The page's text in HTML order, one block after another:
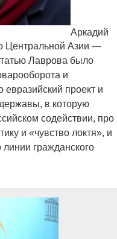
Аркадий
Центральной Азии —
Лаврова было
и
евразийский проект и
в которую
содействии, про
и «чувство локтя», и
гражданского